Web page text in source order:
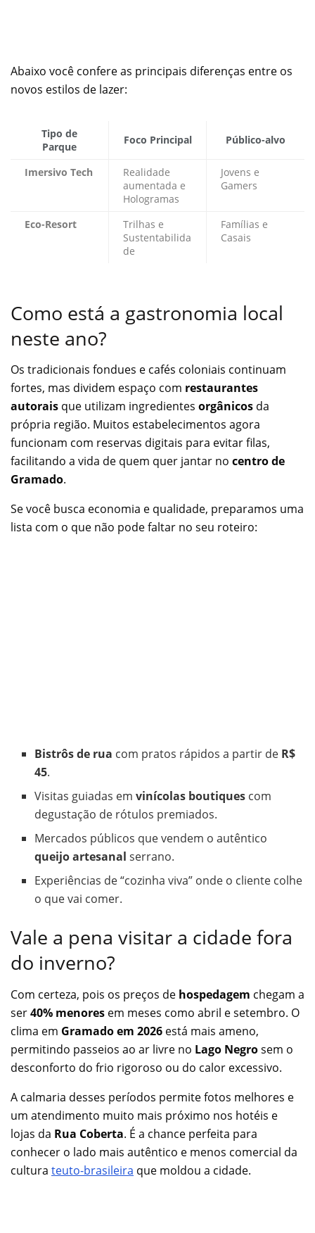
Abaixo você confere as principais diferenças entre os
novos estilos de lazer:
Tipo de
Parque
Foco Principal Público-alvo
Imersivo Tech
Realidade
aumentada e
Hologramas
Jovens e
Gamers
Eco-Resort
Trilhas e
Sustentabilida
de
Famílias e
Casais
Como está a gastronomia local
neste ano?
Os tradicionais fondues e cafés coloniais continuam
fortes, mas dividem espaço com restaurantes
autorais que utilizam ingredientes orgânicos da
própria região. Muitos estabelecimentos agora
funcionam com reservas digitais para evitar filas,
facilitando a vida de quem quer jantar no centro de
Gramado.
Se você busca economia e qualidade, preparamos uma
lista com o que não pode faltar no seu roteiro:
Bistrôs de rua com pratos rápidos a partir de R$
45.
Visitas guiadas emvinícolas boutiques com
degustação de rótulos premiados.
Mercados públicos que vendem o autêntico
queijo artesanal serrano.
Experiências de “cozinha viva” onde o cliente colhe
o que vai comer.
Vale a pena visitar a cidade fora
do inverno?
Com certeza, pois os preços de hospedagem chegam a
ser40% menores em meses como abril e setembro. O
clima em Gramado em 2026 está mais ameno,
permitindo passeios ao ar livre no Lago Negrosem o
desconforto do frio rigoroso ou do calor excessivo.
A calmaria desses períodos permite fotos melhores e
um atendimento muito mais próximo nos hotéis e
lojas da Rua Coberta. É a chance perfeita para
conhecer o lado mais autêntico e menos comercial da
cultura teuto-brasileira que moldou a cidade.